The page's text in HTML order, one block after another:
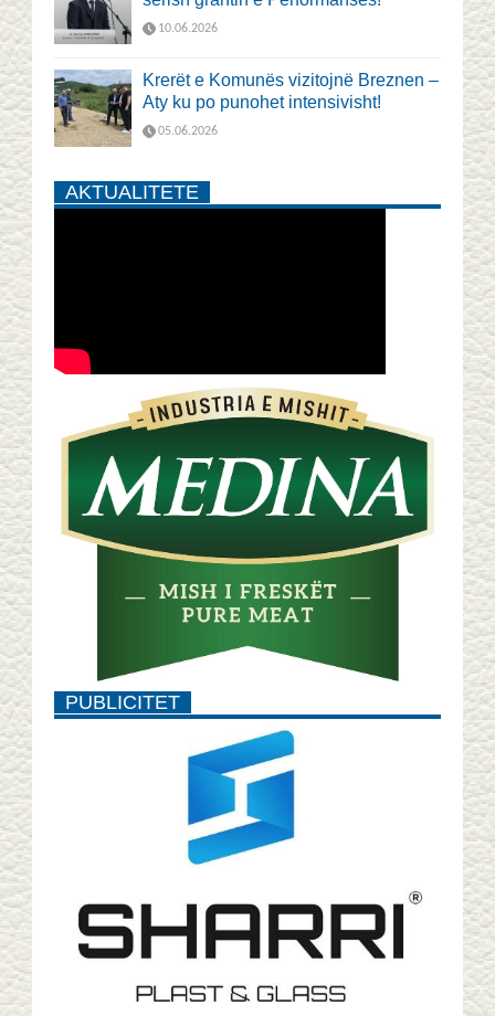
10.06.2026
Krerët e Komunës vizitojnë Breznen –
Aty ku po punohet intensivisht!
05.06.2026
AKTUALITETE
PUBLICITET